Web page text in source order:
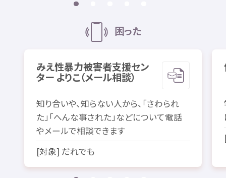
困った
みえ性暴力被害者支援セン
ター よりこ（メール相談）
知り合いや、知らない人から、「さわられ
た」「へんな事された」などについて電話
やメールで相談できます
[対象] だれでも